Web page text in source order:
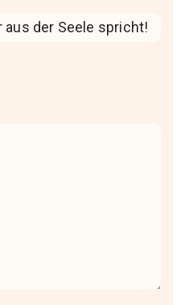
aus der Seele spricht!